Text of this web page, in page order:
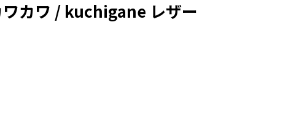
カワ / kuchigane レザー